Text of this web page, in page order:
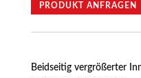
PRODUKT ANFRAGEN
Beidseitig vergrößerter